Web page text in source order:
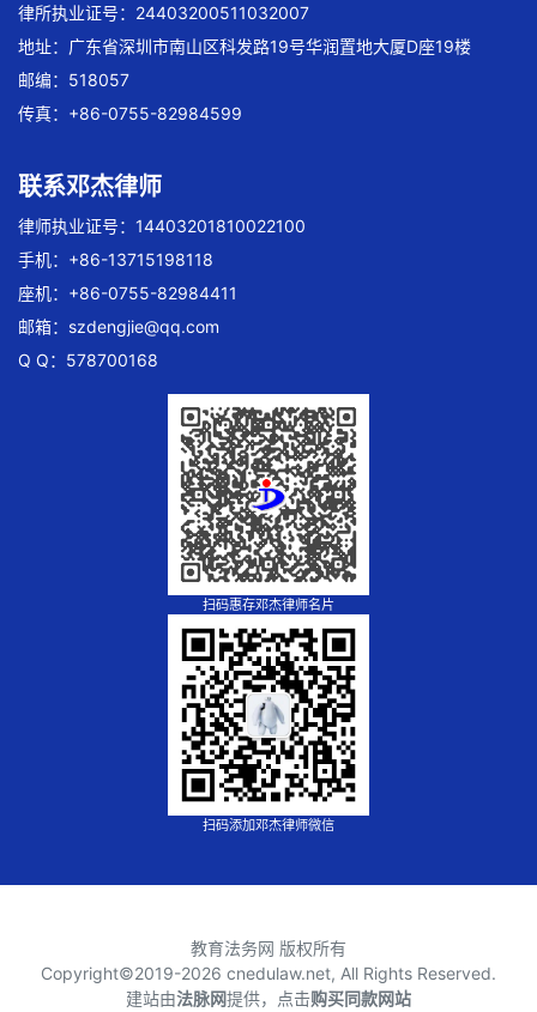
律所执业证号：24403200511032007
地址：广东省深圳市南山区科发路19号华润置地大厦D座19楼
邮编：518057
传真：+86-0755-82984599
联系邓杰律师
律师执业证号：14403201810022100
手机：+86-13715198118
座机：+86-0755-82984411
邮箱： szdengjie@qq.com
Q Q：578700168
扫码惠存邓杰律师名片
扫码添加邓杰律师微信
教育法务网 版权所有
Copyright©2019-2026 cnedulaw.net, All Rights Reserved.
建站由法脉网提供，点击购买同款网站